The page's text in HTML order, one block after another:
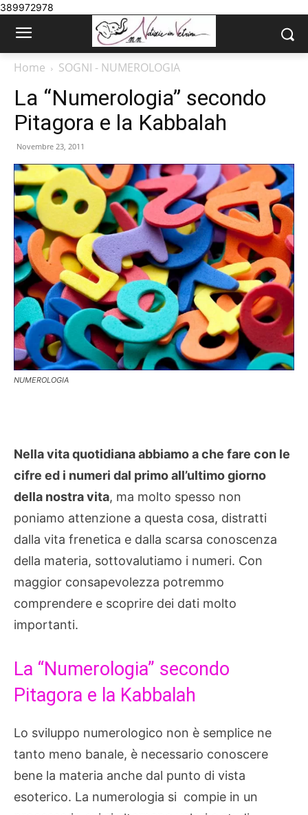
389972978
Home SOGNI - NUMEROLOGIA
La “Numerologia” secondo
Pitagora e la Kabbalah
Novembre 23, 2011
NUMEROLOGIA
Nella vita quotidiana abbiamo a che fare con le
cifre ed i numeri dal primo all’ultimo giorno
della nostra vita, ma molto spesso non
poniamo attenzione a questa cosa, distratti
dalla vita frenetica e dalla scarsa conoscenza
della materia, sottovalutiamo i numeri. Con
maggior consapevolezza potremmo
comprendere e scoprire dei dati molto
importanti.
La “Numerologia” secondo
Pitagora e la Kabbalah
Lo sviluppo numerologico non è semplice ne
tanto meno banale, è necessario conoscere
bene la materia anche dal punto di vista
esoterico. La numerologia si compie in un